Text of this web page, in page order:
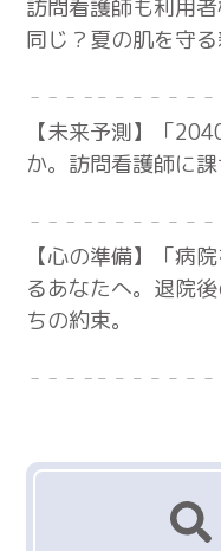
訪問看護師も利用
同じ？夏の肌を守
【未来予測】「
か。訪問看護師に
【心の準備】「病
るあなたへ。退院
ちの約束。